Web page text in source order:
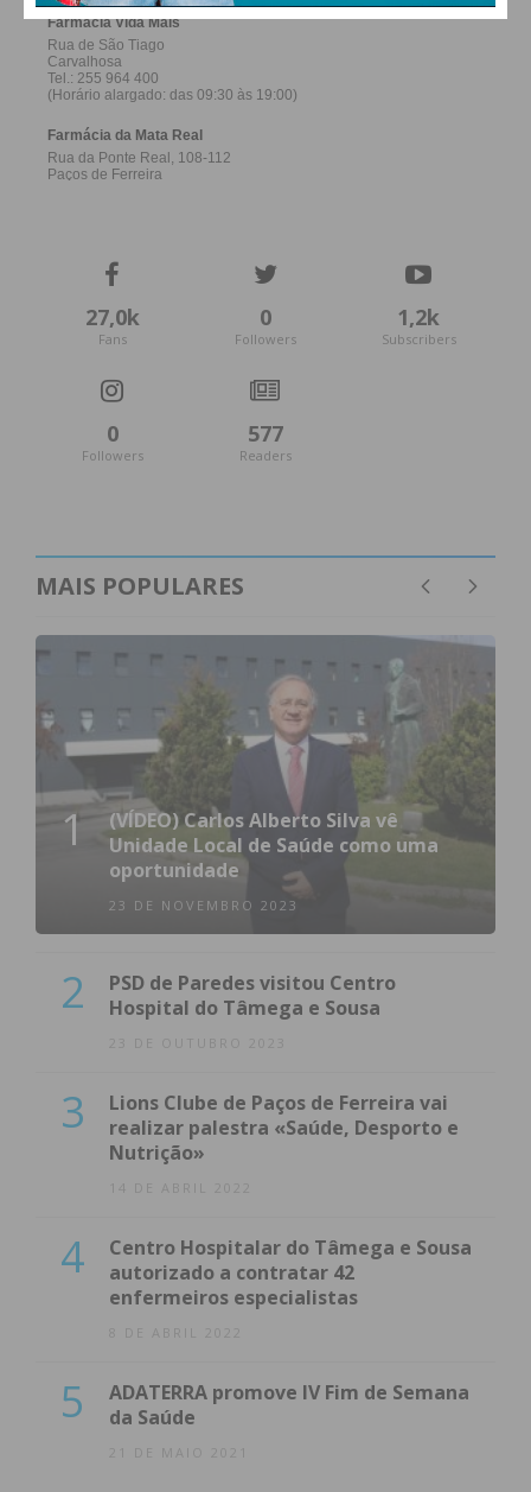
27,0k
Fans
0
Followers
1,2k
Subscribers
0
Followers
577
Readers
MAIS POPULARES
1
(VÍDEO) Carlos Alberto Silva vê
Unidade Local de Saúde como uma
oportunidade
23 DE NOVEMBRO 2023
2
PSD de Paredes visitou Centro
Hospital do Tâmega e Sousa
23 DE OUTUBRO 2023
3
Lions Clube de Paços de Ferreira vai
realizar palestra «Saúde, Desporto e
Nutrição»
14 DE ABRIL 2022
4
Centro Hospitalar do Tâmega e Sousa
autorizado a contratar 42
enfermeiros especialistas
8 DE ABRIL 2022
5
ADATERRA promove IV Fim de Semana
da Saúde
21 DE MAIO 2021